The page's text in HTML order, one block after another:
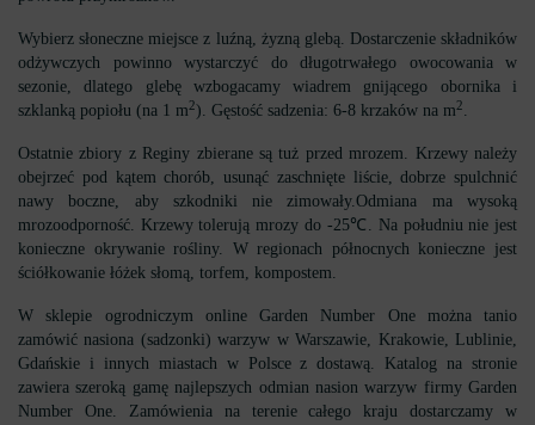
Wybierz słoneczne miejsce z luźną, żyzną glebą. Dostarczenie składników
odżywczych powinno wystarczyć do długotrwałego owocowania w
sezonie, dlatego glebę wzbogacamy wiadrem gnijącego obornika i
szklanką popiołu (na 1 m2). Gęstość sadzenia: 6-8 krzaków na m2.
Ostatnie zbiory z Reginy zbierane są tuż przed mrozem. Krzewy należy
obejrzeć pod kątem chorób, usunąć zaschnięte liście, dobrze spulchnić
nawy boczne, aby szkodniki nie zimowały.Odmiana ma wysoką
mrozoodporność. Krzewy tolerują mrozy do -25℃. Na południu nie jest
konieczne okrywanie rośliny. W regionach północnych konieczne jest
ściółkowanie łóżek słomą, torfem, kompostem.
W sklepie ogrodniczym online Garden Number One można tanio
zamówić nasiona (sadzonki) warzyw w Warszawie, Krakowie, Lublinie,
Gdańskie i innych miastach w Polsce z dostawą. Katalog na stronie
zawiera szeroką gamę najlepszych odmian nasion warzyw firmy Garden
Number One. Zamówienia na terenie całego kraju dostarczamy w